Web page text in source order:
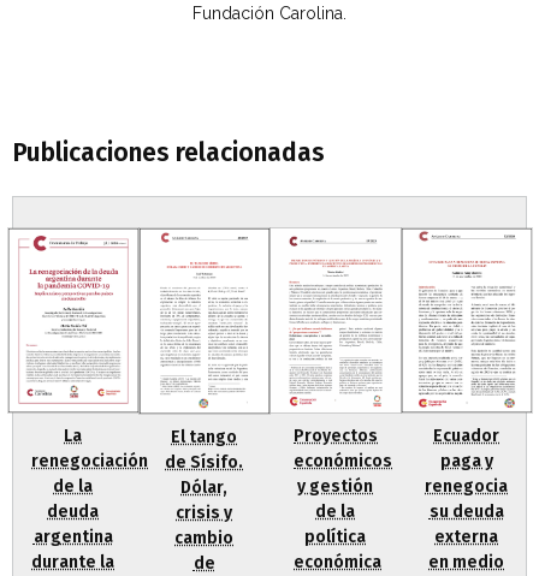
Fundación Carolina.
Publicaciones relacionadas
La
renegociación
de la
deuda
argentina
durante la
El tango
de Sísifo.
Dólar,
crisis y
cambio
de
Proyectos
económicos
y gestión
de la
política
económica
Ecuador
paga y
renegocia
su deuda
externa
en medio